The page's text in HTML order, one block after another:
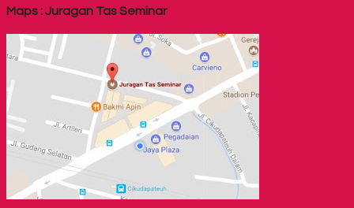
Maps : Juragan Tas Seminar